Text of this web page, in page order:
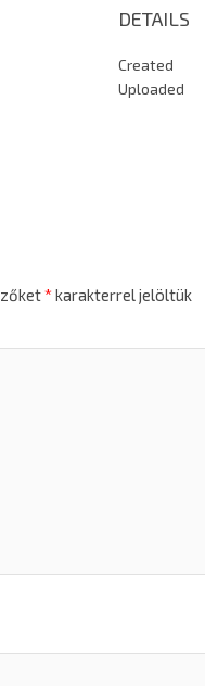
DETAILS
Created
Uploaded
* karakterrel jelöltük